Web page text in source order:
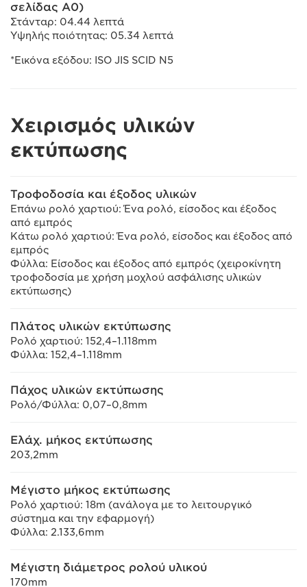
σελίδας A0)
Στάνταρ: 04.44 λεπτά
Υψηλής ποιότητας: 05.34 λεπτά
*Εικόνα εξόδου: ISO JIS SCID N5
Χειρισμός υλικών
εκτύπωσης
Τροφοδοσία και έξοδος υλικών
Επάνω ρολό χαρτιού: Ένα ρολό, είσοδος και έξοδος
από εμπρός
Κάτω ρολό χαρτιού: Ένα ρολό, είσοδος και έξοδος από
εμπρός
Φύλλα: Είσοδος και έξοδος από εμπρός (χειροκίνητη
τροφοδοσία με χρήση μοχλού ασφάλισης υλικών
εκτύπωσης)
Πλάτος υλικών εκτύπωσης
Ρολό χαρτιού: 152,4–1.118mm
Φύλλα: 152,4–1.118mm
Πάχος υλικών εκτύπωσης
Ρολό/Φύλλα: 0,07–0,8mm
Ελάχ. μήκος εκτύπωσης
203,2mm
Μέγιστο μήκος εκτύπωσης
Ρολό χαρτιού: 18m (ανάλογα με το λειτουργικό
σύστημα και την εφαρμογή)
Φύλλα: 2.133,6mm
Μέγιστη διάμετρος ρολού υλικού
170mm